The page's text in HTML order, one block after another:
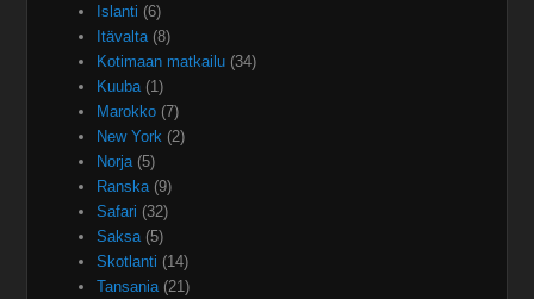
Islanti (6)
Itävalta(8)
Kotimaan matkailu(34)
Kuuba(1)
Marokko(7)
New York (2)
Norja(5)
Ranska(9)
Safari (32)
Saksa(5)
Skotlanti (14)
Tansania(21)